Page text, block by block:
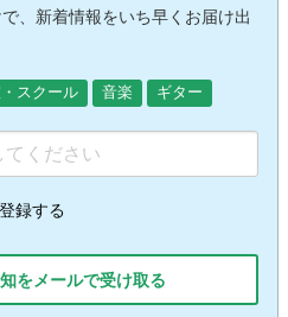
、新着情報をいち早くお届け出
スクール 音楽 ギター
録する
をメールで受け取る